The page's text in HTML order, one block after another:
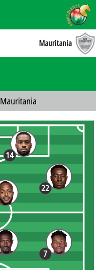
Mauritania
Mauritania
14
22
7